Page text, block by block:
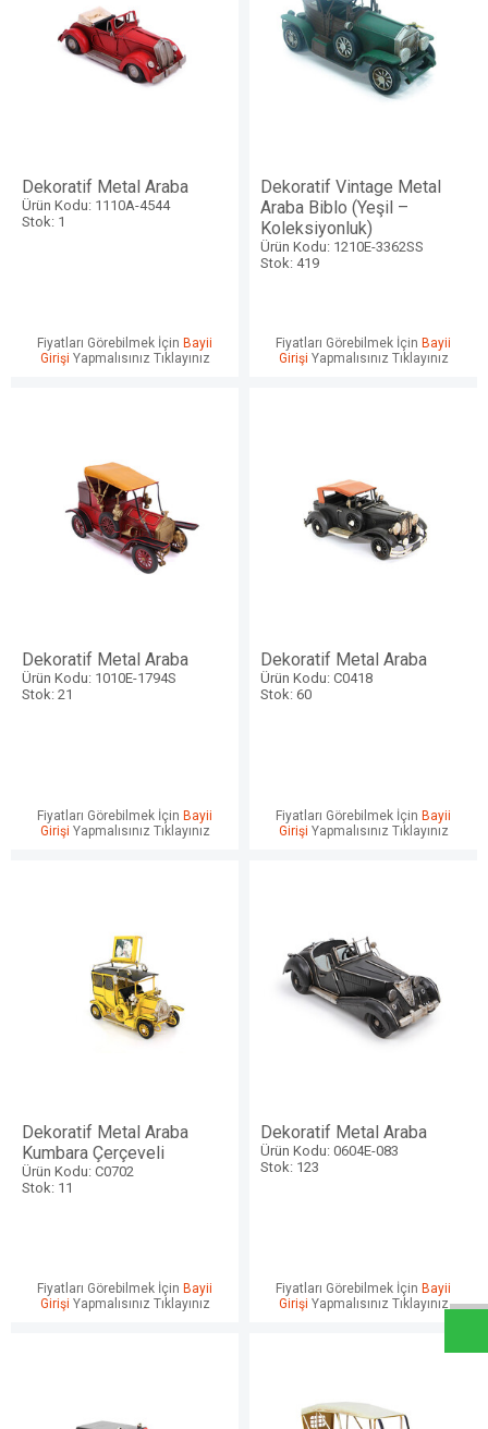
Dekoratif Metal Araba
Ürün Kodu: 1110A-4544
Stok: 1
Fiyatları Görebilmek İçin Bayii
Girişi Yapmalısınız Tıklayınız
Dekoratif Vintage Metal
Araba Biblo (Yeşil –
Koleksiyonluk)
Ürün Kodu: 1210E-3362SS
Stok: 419
Fiyatları Görebilmek İçin Bayii
Girişi Yapmalısınız Tıklayınız
Dekoratif Metal Araba
Ürün Kodu: 1010E-1794S
Stok: 21
Fiyatları Görebilmek İçin Bayii
Girişi Yapmalısınız Tıklayınız
Dekoratif Metal Araba
Ürün Kodu: C0418
Stok: 60
Fiyatları Görebilmek İçin Bayii
Girişi Yapmalısınız Tıklayınız
Dekoratif Metal Araba
Kumbara Çerçeveli
Ürün Kodu: C0702
Stok: 11
Fiyatları Görebilmek İçin Bayii
Girişi Yapmalısınız Tıklayınız
Dekoratif Metal Araba
Ürün Kodu: 0604E-083
Stok: 123
Fiyatları Görebilmek İçin Bayii
Girişi Yapmalısınız Tıklayınız